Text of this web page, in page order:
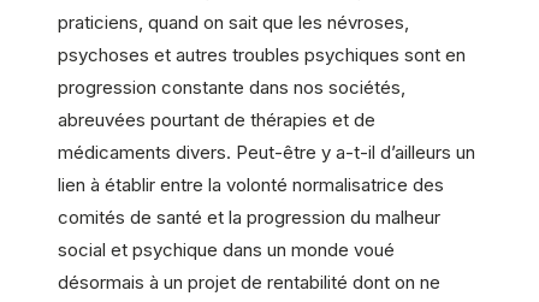
praticiens, quand on sait que les névroses,
psychoses et autres troubles psychiques sont en
progression constante dans nos sociétés,
abreuvées pourtant de thérapies et de
médicaments divers. Peut-être y a-t-il d’ailleurs un
lien à établir entre la volonté normalisatrice des
comités de santé et la progression du malheur
social et psychique dans un monde voué
désormais à un projet de rentabilité dont on ne